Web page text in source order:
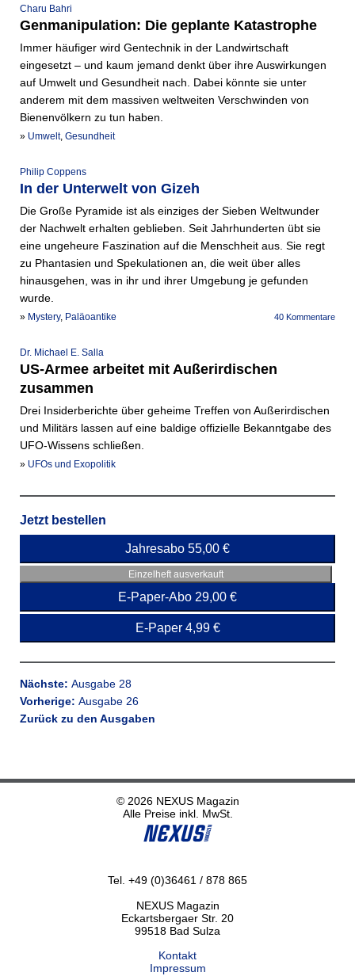
Charu Bahri
Genmanipulation: Die geplante Katastrophe
Immer häufiger wird Gentechnik in der Landwirtschaft
eingesetzt – und kaum jemand denkt über ihre Auswirkungen
auf Umwelt und Gesundheit nach. Dabei könnte sie unter
anderem mit dem massiven weltweiten Verschwinden von
Bienenvölkern zu tun haben.
» Umwelt, Gesundheit
Philip Coppens
In der Unterwelt von Gizeh
Die Große Pyramide ist als einziges der Sieben Weltwunder
der Nachwelt erhalten geblieben. Seit Jahrhunderten übt sie
eine ungeheure Faszination auf die Menschheit aus. Sie regt
zu Phantasien und Spekulationen an, die weit über alles
hinausgehen, was in ihr und ihrer Umgebung je gefunden
wurde.
40 Kommentare
» Mystery, Paläoantike
Dr. Michael E. Salla
US-Armee arbeitet mit Außerirdischen
zusammen
Drei Insiderberichte über geheime Treffen von Außerirdischen
und Militärs lassen auf eine baldige offizielle Bekanntgabe des
UFO-Wissens schließen.
» UFOs und Exopolitik
Jetzt bestellen
Jahresabo 55,00 €
Einzelheft ausverkauft
E-Paper-Abo 29,00 €
E-Paper 4,99 €
Nächste: Ausgabe 28
Vorherige: Ausgabe 26
Zurück zu den Ausgaben
© 2026 NEXUS Magazin
Alle Preise inkl. MwSt.
Tel. +49 (0)36461 / 878 865
NEXUS Magazin
Eckartsbergaer Str. 20
99518 Bad Sulza
Kontakt
Impressum